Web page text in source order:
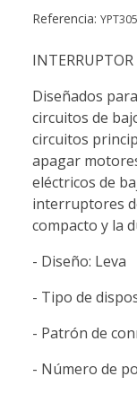
Referencia:
Diseñados
circuitos de
circuitos
apagar
eléctricos de
interruptores
compacto y la
- Diseño: Leva
- Tipo de
- Patrón de
- Número de